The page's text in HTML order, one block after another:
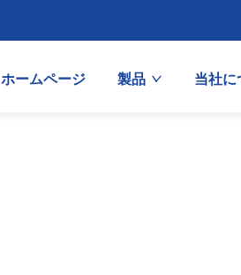
ホームページ 製品 当社に